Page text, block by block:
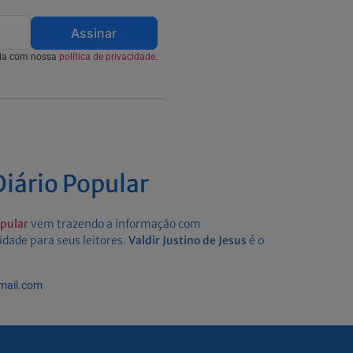
Assinar
com nossa política de privacidade.
Popular
vem trazendo a informação com
para seus leitores. Valdir Justino de Jesus é o